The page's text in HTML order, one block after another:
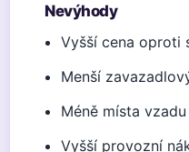
Nevýhody
Vyšší cena oproti
Menší
Méně místa
Vyšší provozní